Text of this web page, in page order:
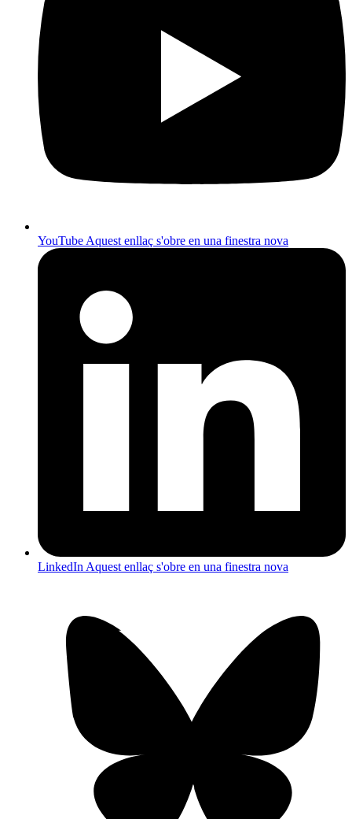
YouTube Aquest enllaç s'obre en una finestra nova
LinkedIn Aquest enllaç s'obre en una finestra nova